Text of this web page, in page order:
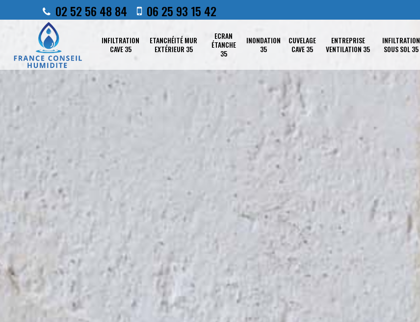
02 52 56 48 84 06 25 93 15 42
INFILTRATION
CAVE 35
ETANCHÉITÉ MUR
EXTÉRIEUR 35
ECRAN
ÉTANCHE
35
INONDATION
35
CUVELAGE
CAVE 35
ENTREPRISE
VENTILATION 35
INFILTRATION
SOUS SOL 35